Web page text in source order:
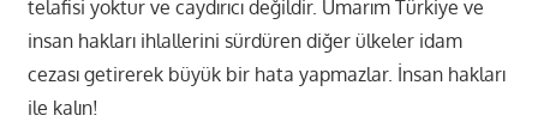
telafisi yoktur ve caydırıcı değildir. Umarım Türkiye ve
insan hakları ihlallerini sürdüren diğer ülkeler idam
cezası getirerek büyük bir hata yapmazlar. İnsan hakları
ile kalın!